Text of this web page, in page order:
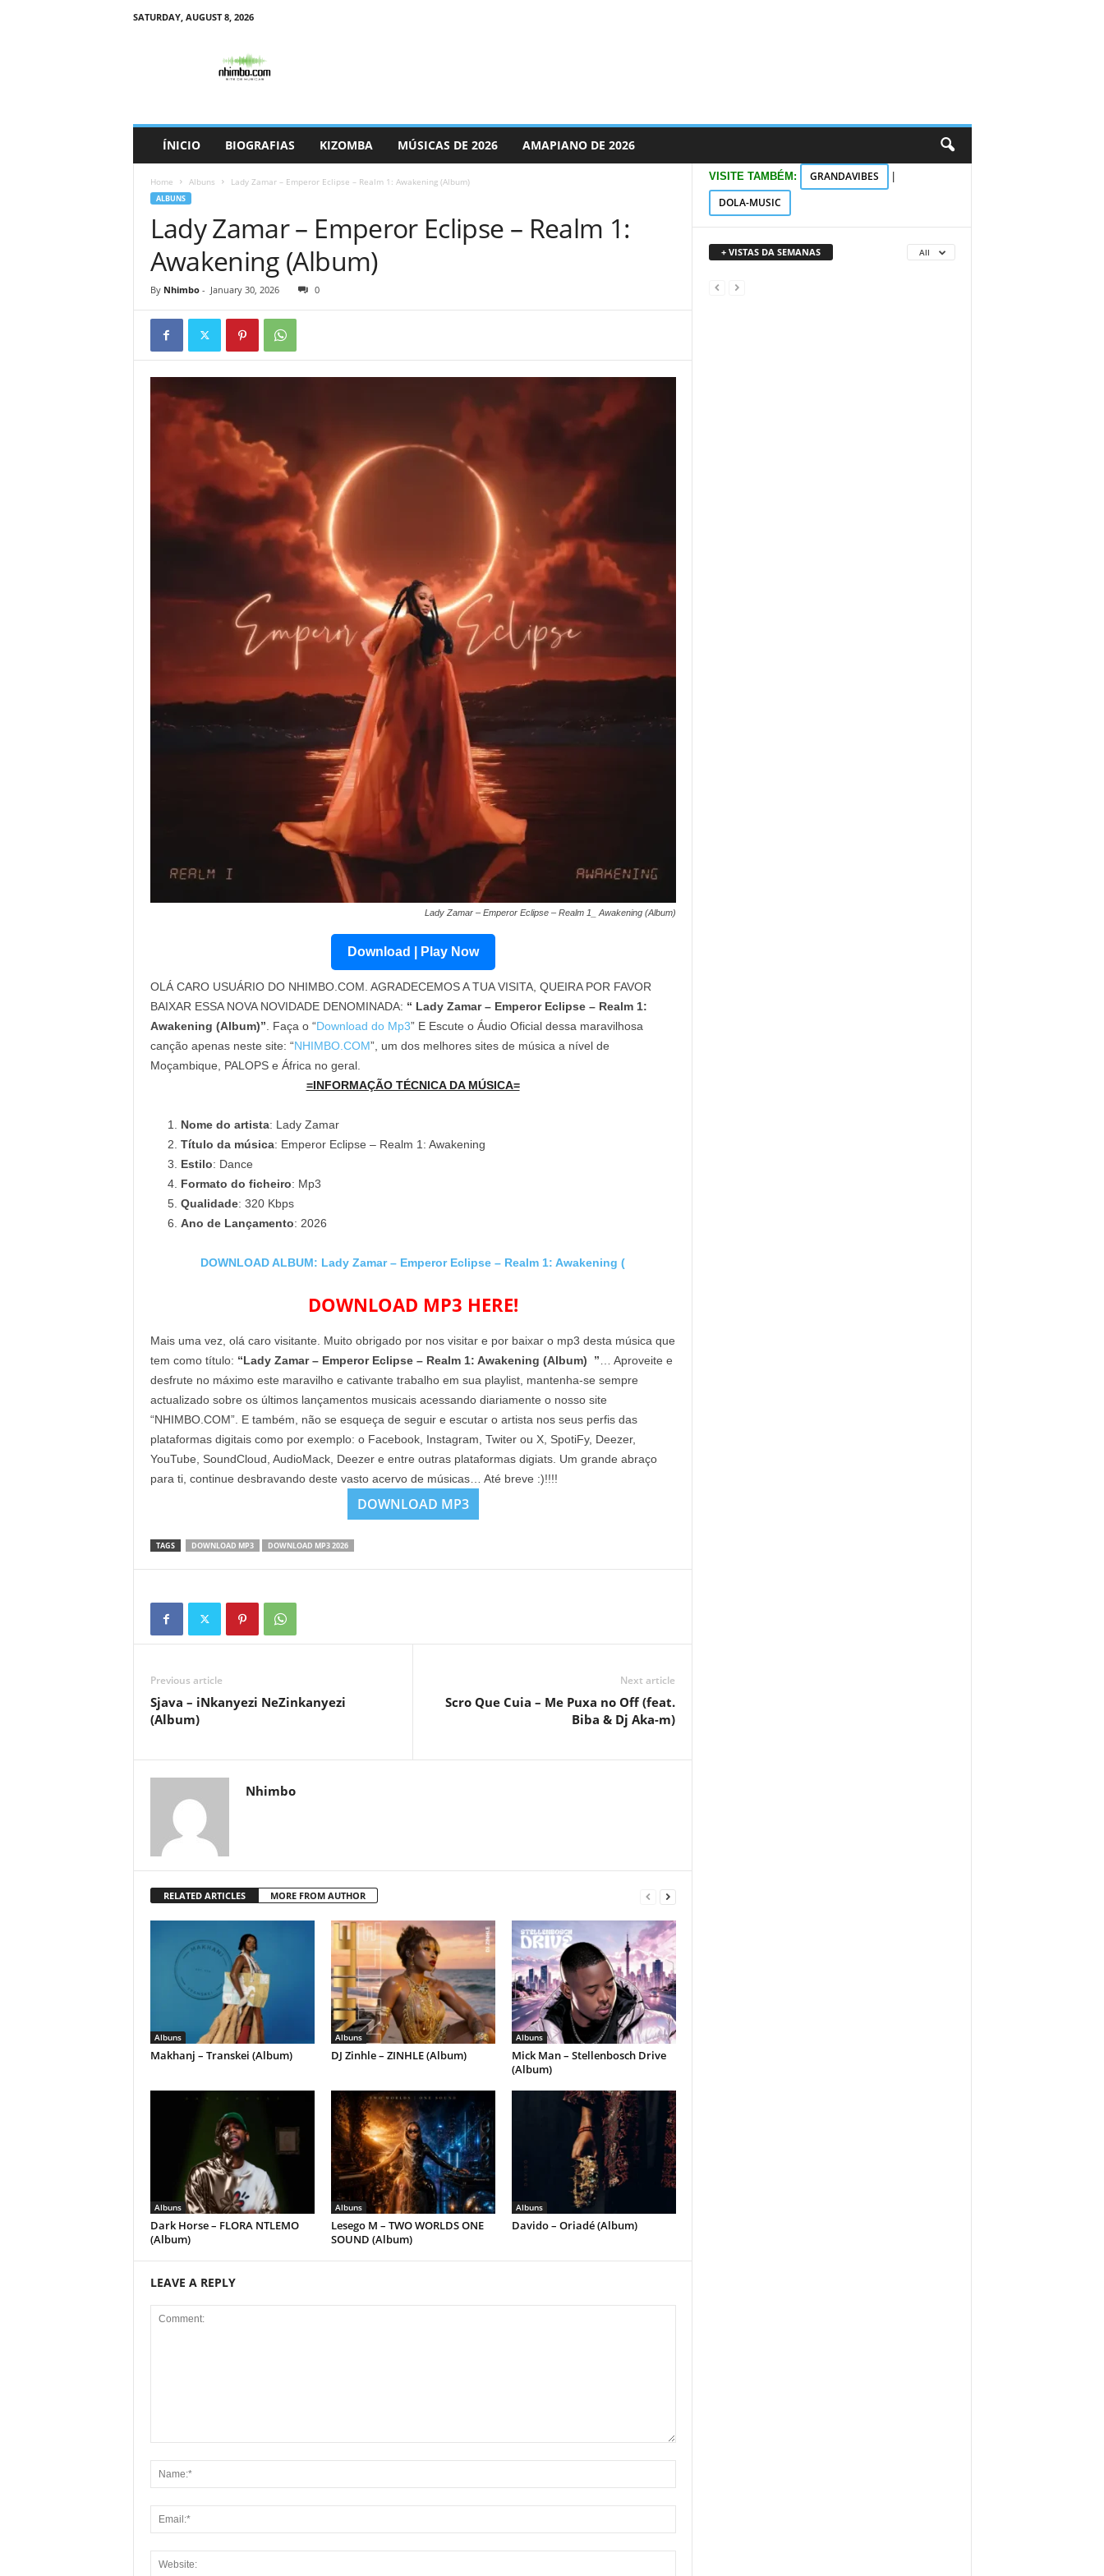
SATURDAY, AUGUST 8, 2026
ÍNICIO BIOGRAFIAS KIZOMBA MÚSICAS DE 2026 AMAPIANO DE 2026
Home Albuns Lady Zamar – Emperor Eclipse – Realm 1: Awakening (Album)
ALBUNS
Lady Zamar – Emperor Eclipse – Realm 1:
Awakening (Album)
By Nhimbo- January 30, 2026 0
Lady Zamar – Emperor Eclipse – Realm 1_ Awakening (Album)
Download | Play Now
OLÁ CARO USUÁRIO DO NHIMBO.COM. AGRADECEMOS A TUA VISITA, QUEIRA POR FAVOR
BAIXAR ESSA NOVA NOVIDADE DENOMINADA: “ Lady Zamar – Emperor Eclipse – Realm 1:
Awakening (Album)” . Faça o “Download do Mp3” E Escute o Áudio Oficial dessa maravilhosa
canção apenas neste site: “NHIMBO.COM”, um dos melhores sites de música a nível de
Moçambique, PALOPS e África no geral.
=INFORMAÇÃO TÉCNICA DA MÚSICA=
Nome do artista: Lady Zamar
Título da música: Emperor Eclipse – Realm 1: Awakening
Estilo: Dance
Formato do ficheiro: Mp3
Qualidade: 320 Kbps
Ano de Lançamento: 2026
DOWNLOAD ALBUM: Lady Zamar – Emperor Eclipse – Realm 1: Awakening (
DOWNLOAD MP3 HERE!
Mais uma vez, olá caro visitante. Muito obrigado por nos visitar e por baixar o mp3 desta música que
tem como título: “Lady Zamar – Emperor Eclipse – Realm 1: Awakening (Album) ” … Aproveite e
desfrute no máximo este maravilho e cativante trabalho em sua playlist, mantenha-se sempre
actualizado sobre os últimos lançamentos musicais acessando diariamente o nosso site
“NHIMBO.COM”. E também, não se esqueça de seguir e escutar o artista nos seus perfis das
plataformas digitais como por exemplo: o Facebook, Instagram, Twiter ou X, SpotiFy, Deezer,
YouTube, SoundCloud, AudioMack, Deezer e entre outras plataformas digiats. Um grande abraço
para ti, continue desbravando deste vasto acervo de músicas… Até breve :)!!!!
DOWNLOAD MP3
TAGS DOWNLOAD MP3 DOWNLOAD MP3 2026
Previous article
Sjava – iNkanyezi NeZinkanyezi
(Album)
Next article
Scro Que Cuia – Me Puxa no Off (feat.
Biba & Dj Aka-m)
Nhimbo
RELATED ARTICLES MORE FROM AUTHOR
Albuns
Makhanj – Transkei (Album)
Albuns
DJ Zinhle – ZINHLE (Album)
Albuns
Mick Man – Stellenbosch Drive
(Album)
Albuns
Dark Horse – FLORA NTLEMO
(Album)
Albuns
Lesego M – TWO WORLDS ONE
SOUND (Album)
Albuns
Davido – Oriadé (Album)
LEAVE A REPLY
VISITE TAMBÉM: GRANDAVIBES
DOLA-MUSIC
+ VISTAS DA SEMANAS All